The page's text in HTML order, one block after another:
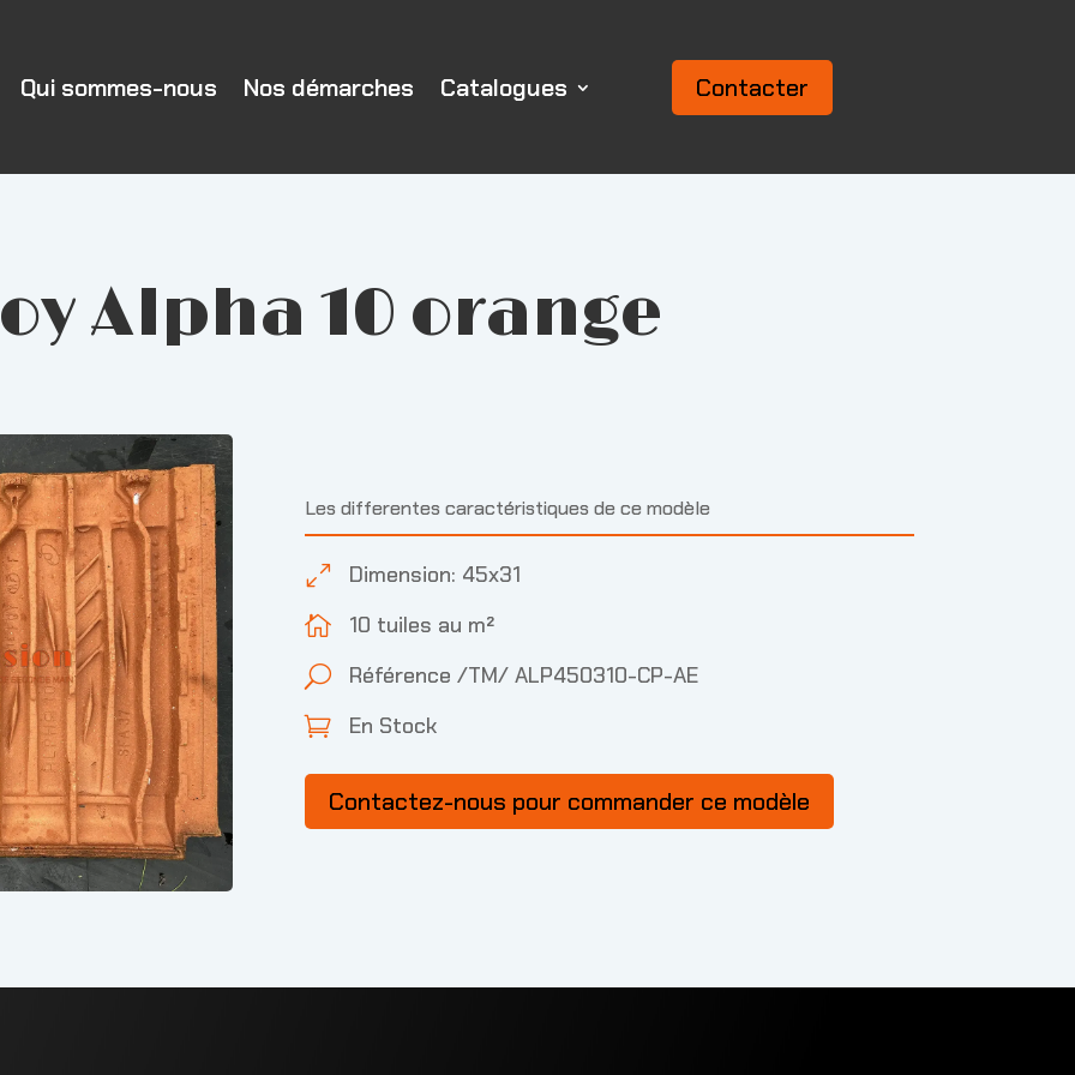
Qui sommes-nous Nos démarches Catalogues Contacter
Alpha 10 orange
Les differentes caractéristiques de ce modèle
0 Dimension: 45x31
 10 tuiles au m²
U Référence /TM/ ALP450310-CP-AE
 En Stock
Contactez-nous pour commander ce modèle